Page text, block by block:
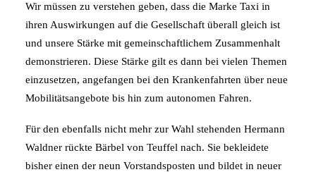
Wir müssen zu verstehen geben, dass die Marke Taxi in
ihren Auswirkungen auf die Gesellschaft überall gleich ist
und unsere Stärke mit gemeinschaftlichem Zusammenhalt
demonstrieren. Diese Stärke gilt es dann bei vielen Themen
einzusetzen, angefangen bei den Krankenfahrten über neue
Mobilitätsangebote bis hin zum autonomen Fahren.
Für den ebenfalls nicht mehr zur Wahl stehenden Hermann
Waldner rückte Bärbel von Teuffel nach. Sie bekleidete
bisher einen der neun Vorstandsposten und bildet in neuer